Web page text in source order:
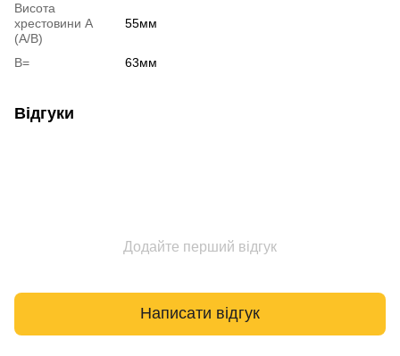
Висота
хрестовини A
(A/B)
55мм
B= 63мм
Відгуки
Додайте перший відгук
Написати відгук